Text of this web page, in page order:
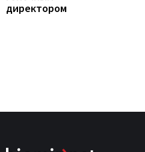
директором